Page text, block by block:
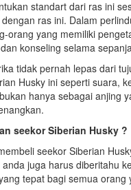
standart dari ras ini
ras ini. Dalam
orang yang memiliki
konseling selama
tidak pernah lepas dari
Husky ini seperti suara,
hanya sebagai anjing
seekor Siberian Husky ?
seekor Siberian
juga harus diberitahu
tepat bagi semua